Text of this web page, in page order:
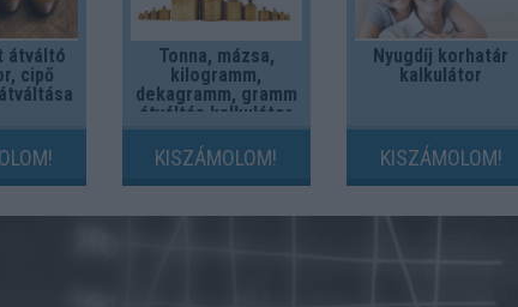
átváltó
cipő
Tonna, mázsa,
kilogramm,
dekagramm, gramm
átváltás kalkulátor
KISZÁMOLOM!
Nyugdíj korhatár
kalkulátor
KISZÁMOLOM!